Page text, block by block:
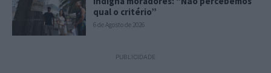
qual o critério”
6 de Agosto de 2026
PUBLICIDADE